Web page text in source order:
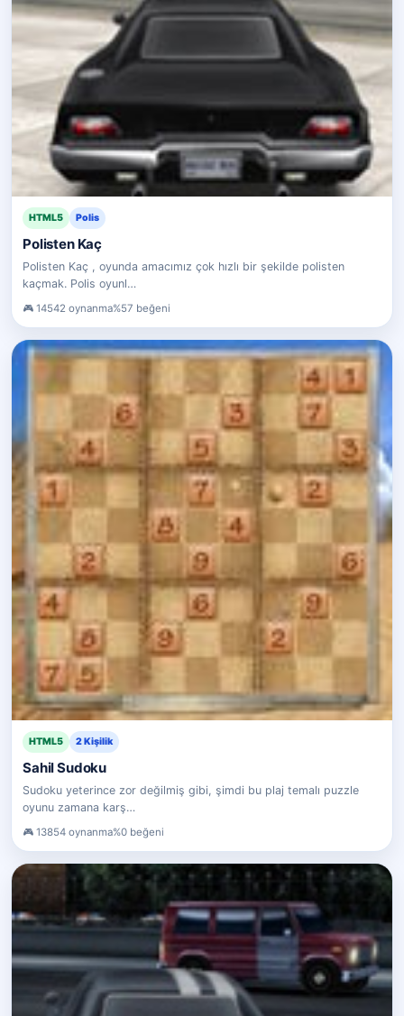
HTML5 Polis
Polisten Kaç
Polisten Kaç , oyunda amacımız çok hızlı bir şekilde polisten
kaçmak. Polis oyunl…
14542 oynanma%57 beğeni
HTML5 2 Kişilik
Sahil Sudoku
Sudoku yeterince zor değilmiş gibi, şimdi bu plaj temalı puzzle
oyunu zamana karş…
13854 oynanma%0 beğeni